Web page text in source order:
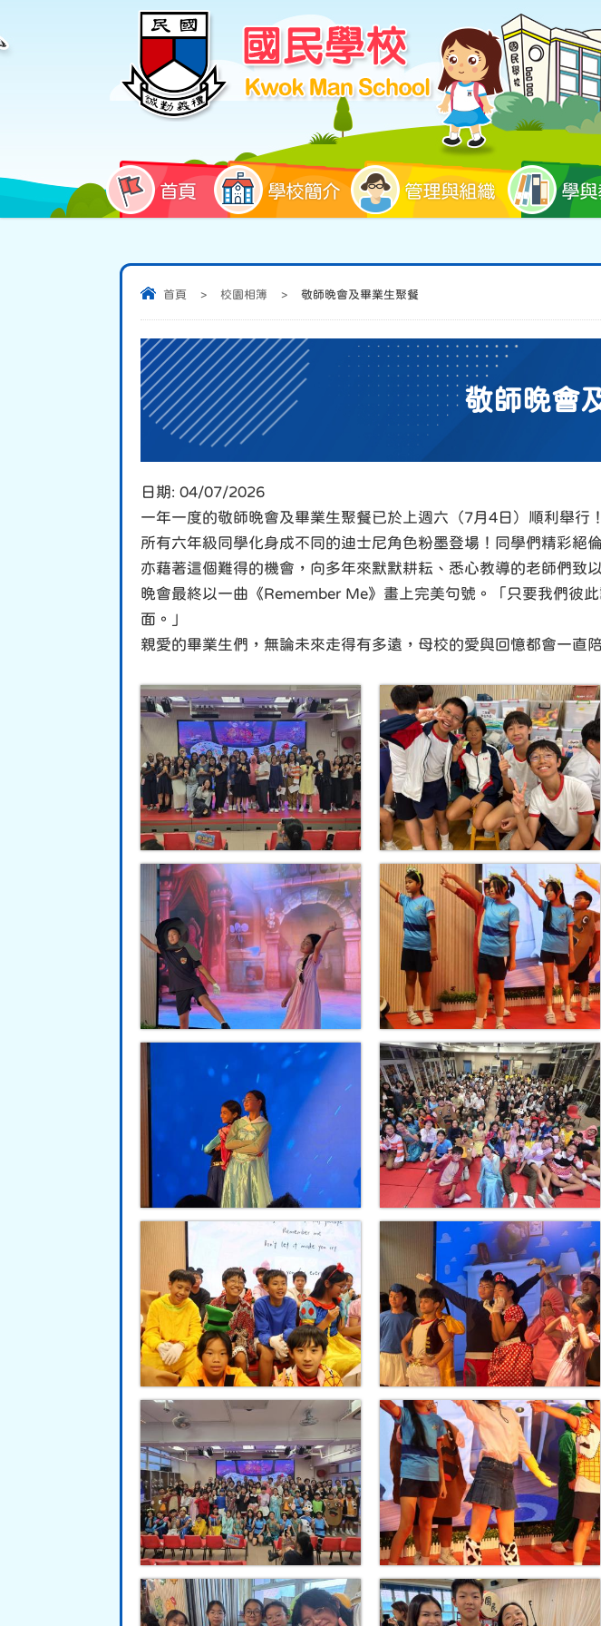
首頁 學校簡介 管理與組織 學與
首頁 > 校園相簿 > 敬師晚會及畢業生聚餐
敬師晚會
日期: 04/07/2026
一年一度的敬師晚會及畢業生聚餐已於上週六（7月4日）順利舉行
所有六年級同學化身成不同的迪士尼角色粉墨登場！同學們精彩絕
亦藉著這個難得的機會，向多年來默默耕耘、悉心教導的老師們致
晚會最終以一曲《Remember Me》畫上完美句號。「只要我們彼
面。」
親愛的畢業生們，無論未來走得有多遠，母校的愛與回憶都會一直